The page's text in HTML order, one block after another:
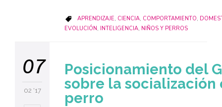
 CATEGORY
APRENDIZAJE, CIENCIA, COMPORTAMIENTO,
EVOLUCIÓN, INTELIGENCIA, NIÑOS Y PERROS
07
02 '17
Posicionamiento del
sobre la socialización
perro